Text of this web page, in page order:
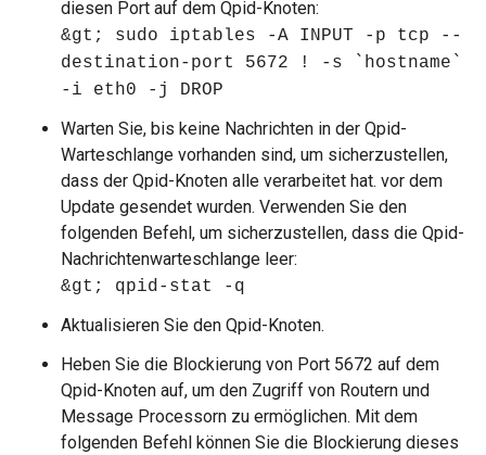
diesen Port auf dem Qpid-Knoten:
&gt; sudo iptables -A INPUT -p tcp --
destination-port 5672 ! -s `hostname`
-i eth0 -j DROP
Warten Sie, bis keine Nachrichten in der Qpid-
Warteschlange vorhanden sind, um sicherzustellen,
dass der Qpid-Knoten alle verarbeitet hat. vor dem
Update gesendet wurden. Verwenden Sie den
folgenden Befehl, um sicherzustellen, dass die Qpid-
Nachrichtenwarteschlange leer:
&gt; qpid-stat -q
Aktualisieren Sie den Qpid-Knoten.
Heben Sie die Blockierung von Port 5672 auf dem
Qpid-Knoten auf, um den Zugriff von Routern und
Message Processorn zu ermöglichen. Mit dem
folgenden Befehl können Sie die Blockierung dieses